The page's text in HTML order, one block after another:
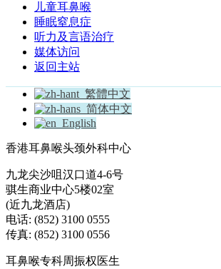
儿童耳鼻喉
睡眠窒息症
听力及言语治疗
媒体访问
返回主站
繁體中文
简体中文
English
香港耳鼻喉头颈外科中心
九龙尖沙咀汉口道4-6号
骐生商业中心5楼02室
(近九龙酒店)
电话: (852) 3100 0555
传真: (852) 3100 0556
耳鼻喉专科周振权医生